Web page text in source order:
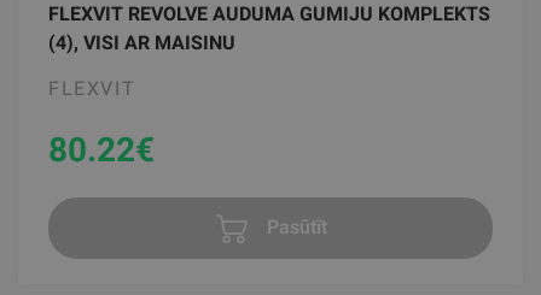
FLEXVIT REVOLVE AUDUMA GUMIJU KOMPLEKTS
(4), VISI AR MAISINU
FLEXVIT
80.22€
Pasūtīt